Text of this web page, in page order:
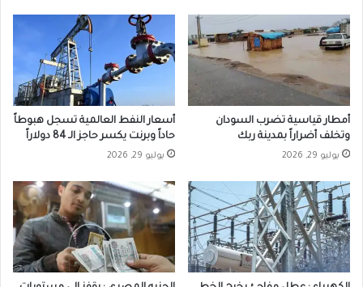
أمطار قياسية تضرب السودان
وتخلف أضراراً بمدينة ربك
يوليو 29, 2026
أسعار النفط العالمية تسجل هبوطاً
حاداً وبرنت يكسر حاجز الـ 84 دولاراً
يوليو 29, 2026